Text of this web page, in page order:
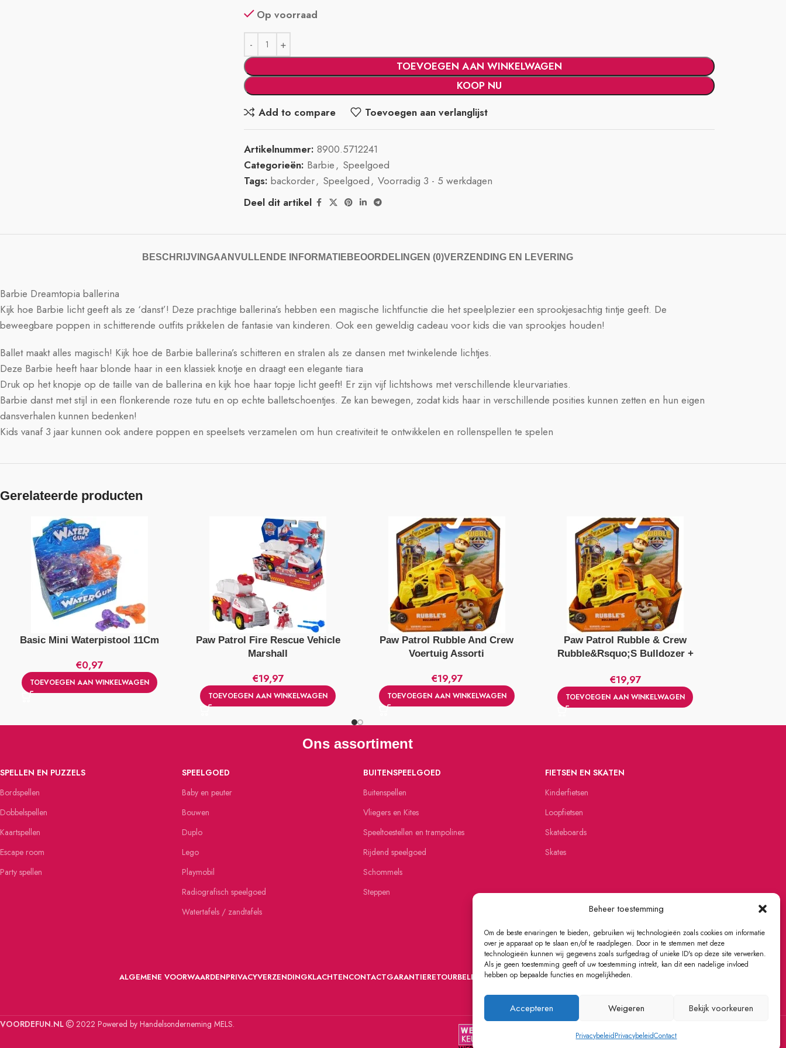
Beheer toestemming
Om de beste ervaringen te bieden, gebruiken wij technologieën zoals cookies om informatie
over je apparaat op te slaan en/of te raadplegen. Door in te stemmen met deze
technologieën kunnen wij gegevens zoals surfgedrag of unieke ID's op deze site verwerken.
Als je geen toestemming geeft of uw toestemming intrekt, kan dit een nadelige invloed
hebben op bepaalde functies en mogelijkheden.
Accepteren Weigeren Bekijk voorkeuren
PrivacybeleidPrivacybeleidContact
Op voorraad
TOEVOEGEN AAN WINKELWAGEN
KOOP NU
Add to compare
Toevoegen aan verlanglijst
Artikelnummer:8900.5712241
Categorieën: Barbie, Speelgoed
Tags: backorder, Speelgoed, Voorradig 3 - 5 werkdagen
Deel dit artikel
BESCHRIJVINGAANVULLENDE INFORMATIE BEOORDELINGEN (0)VERZENDING EN LEVERING
Barbie Dreamtopia ballerina
Kijk hoe Barbie licht geeft als ze ‘danst’! Deze prachtige ballerina’s hebben een magische lichtfunctie die het speelplezier een sprookjesachtig tintje geeft. De
beweegbare poppen in schitterende outfits prikkelen de fantasie van kinderen. Ook een geweldig cadeau voor kids die van sprookjes houden!
Ballet maakt alles magisch! Kijk hoe de Barbie ballerina’s schitteren en stralen als ze dansen met twinkelende lichtjes.
Deze Barbie heeft haar blonde haar in een klassiek knotje en draagt een elegante tiara
Druk op het knopje op de taille van de ballerina en kijk hoe haar topje licht geeft! Er zijn vijf lichtshows met verschillende kleurvariaties.
Barbie danst met stijl in een flonkerende roze tutu en op echte balletschoentjes. Ze kan bewegen, zodat kids haar in verschillende posities kunnen zetten en hun eigen
dansverhalen kunnen bedenken!
Kids vanaf 3 jaar kunnen ook andere poppen en speelsets verzamelen om hun creativiteit te ontwikkelen en rollenspellen te spelen
Gerelateerde producten
Basic Mini Waterpistool 11Cm
€0,97
TOEVOEGEN AAN WINKELWAGEN
Paw Patrol Fire Rescue Vehicle
Marshall
€19,97
TOEVOEGEN AAN WINKELWAGEN
Paw Patrol Rubble And Crew
Voertuig Assorti
€19,97
TOEVOEGEN AAN WINKELWAGEN
Paw Patrol Rubble & Crew
Rubble&Rsquo;S Bulldozer +
€19,97
TOEVOEGEN AAN WINKELWAGEN
Ons assortiment
SPELLEN EN PUZZELS
Bordspellen
Dobbelspellen
Kaartspellen
Escape room
Party spellen
SPEELGOED
Baby en peuter
Bouwen
Duplo
Lego
Playmobil
Radiografisch speelgoed
Watertafels / zandtafels
BUITENSPEELGOED
Buitenspellen
Vliegers en Kites
Speeltoestellen en trampolines
Rijdend speelgoed
Schommels
Steppen
FIETSEN EN SKATEN
Kinderfietsen
Loopfietsen
Skateboards
Skates
ALGEMENE VOORWAARDENPRIVACYVERZENDINGKLACHTENCONTACTGARANTIERETOURBELEID
VOORDEFUN.NL 2022 Powered by Handelsonderneming MELS.